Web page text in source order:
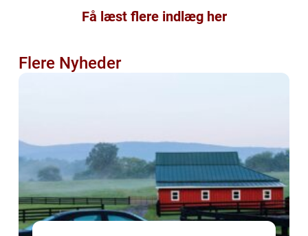
Få læst flere indlæg her
Flere Nyheder